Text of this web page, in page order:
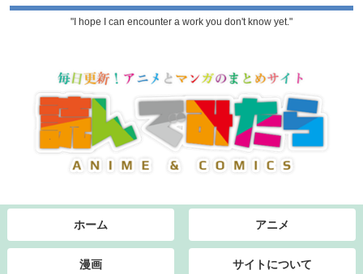
"I hope I can encounter a work you don't know yet."
ホーム アニメ
漫画 サイトについて